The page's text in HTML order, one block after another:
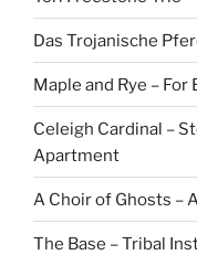
Das Trojanische
Maple and Rye – For
Celeigh Cardinal –
Apartment
A Choir of Ghosts –
The Base – Tribal